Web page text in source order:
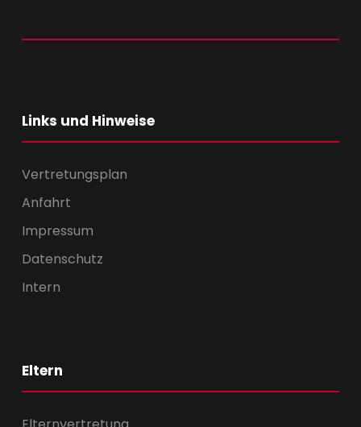
Links und Hinweise
Vertretungsplan
Anfahrt
Impressum
Datenschutz
Intern
Eltern